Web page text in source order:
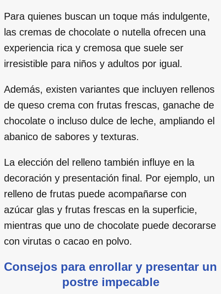
Para quienes buscan un toque más indulgente,
las cremas de chocolate o nutella ofrecen una
experiencia rica y cremosa que suele ser
irresistible para niños y adultos por igual.
Además, existen variantes que incluyen rellenos
de queso crema con frutas frescas, ganache de
chocolate o incluso dulce de leche, ampliando el
abanico de sabores y texturas.
La elección del relleno también influye en la
decoración y presentación final. Por ejemplo, un
relleno de frutas puede acompañarse con
azúcar glas y frutas frescas en la superficie,
mientras que uno de chocolate puede decorarse
con virutas o cacao en polvo.
Consejos para enrollar y presentar un
postre impecable